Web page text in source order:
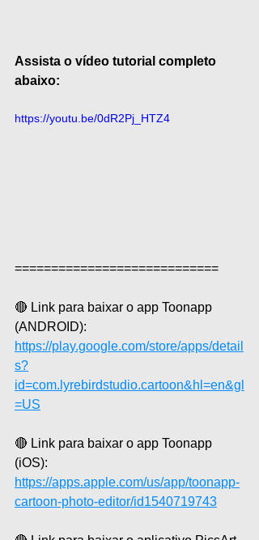
Assista o vídeo tutorial completo
abaixo:
https://youtu.be/0dR2Pj_HTZ4
============================
🔴 Link para baixar o app Toonapp
(ANDROID):
https://play.google.com/store/apps/detail
s?
id=com.lyrebirdstudio.cartoon&hl=en&gl
=US
🔴 Link para baixar o app Toonapp
(iOS):
https://apps.apple.com/us/app/toonapp-
cartoon-photo-editor/id1540719743